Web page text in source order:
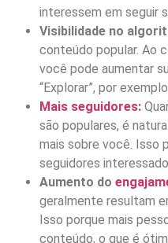
interessem em seguir
Visibilidade no
conteúdo popular. Ao
você pode aumentar
“Explorar”, por
Mais seguidores:
são populares, é
mais sobre você. Isso
seguidores
Aumento do
geralmente resultam
Isso porque mais
conteúdo, o que é